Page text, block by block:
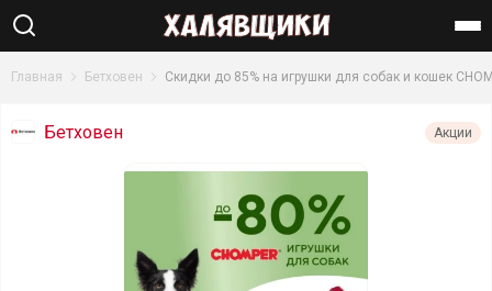
Найти
Главная Бетховен Скидки до 85% на игрушки для собак и кошек
Бетховен Акции